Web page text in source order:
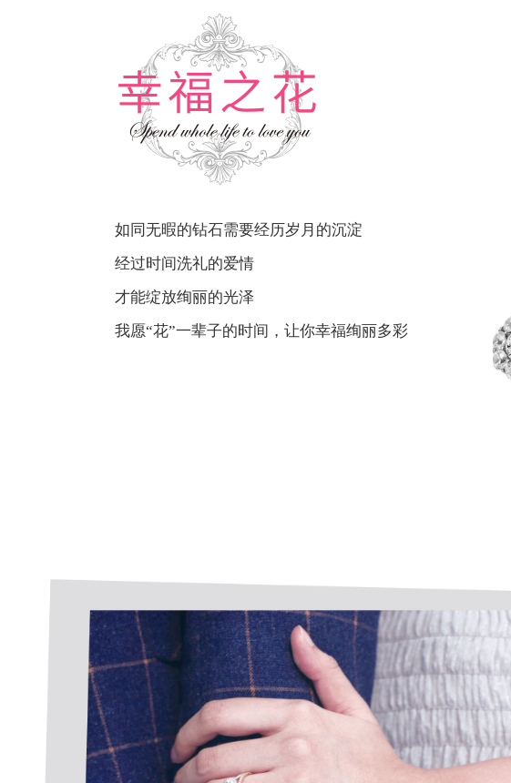
如同无暇的钻石需要经历岁月的沉淀
经过时间洗礼的爱情
才能绽放绚丽的光泽
我愿“花”一辈子的时间，让你幸福绚丽多彩